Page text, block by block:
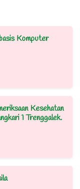
Komputer
Kesehatan
1 Trenggalek.